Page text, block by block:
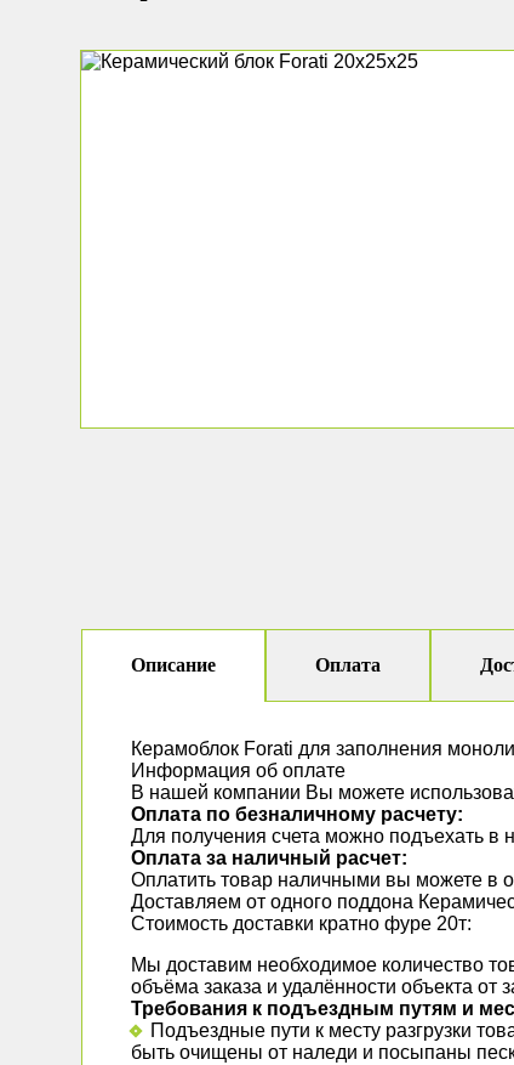
Описание Оплата
Керамоблок Forati для заполнения
Информация об оплате
В нашей компании Вы можете
Оплата по безналичному расчету:
Для получения счета можно подъехать в
Оплата за наличный расчет:
Оплатить товар наличными вы можете в
Доставляем от одного поддона
Стоимость доставки кратно фуре 20т:
Мы доставим необходимое количество
объёма заказа и удалённости объекта от
Требования к подъездным путям и
Подъездные пути к месту разгрузки
быть очищены от наледи и посыпаны